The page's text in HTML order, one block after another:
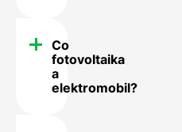
Co
fotovoltaika
a
elektromobil?